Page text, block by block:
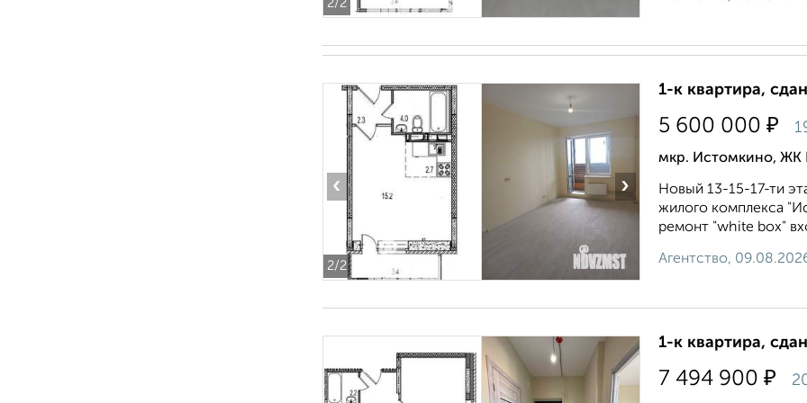
2/2
2/2
‹ ›
1-к квартира,
5 600 000 ₽
мкр. Истомкино, ЖК
Новый 13-15-17-ти
жилого комплекса
ремонт "white box"
Агентство,
1-к квартира,
7 494 900 ₽